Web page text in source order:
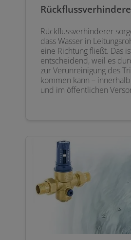
Rückflussverhinderer
dass Wasser in
eine Richtung fließt. Das
entscheidend, weil es
zur Verunreinigung des
kommen kann –
und im öffentlichen